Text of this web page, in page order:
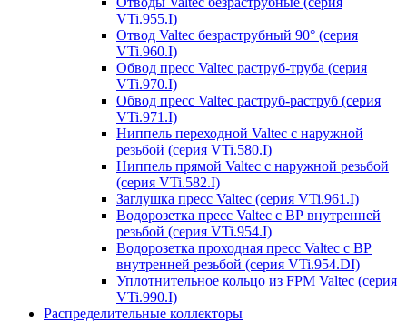
VTi.955.I)
Отвод Valtec безраструбный 90° (серия
VTi.960.I)
Обвод пресс Valtec раструб-труба (серия
VTi.970.I)
Обвод пресс Valtec раструб-раструб (серия
VTi.971.I)
Ниппель переходной Valtec с наружной
резьбой (серия VTi.580.I)
Ниппель прямой Valtec с наружной резьбой
(серия VTi.582.I)
Заглушка пресс Valtec (серия VTi.961.I)
Водорозетка пресс Valtec с ВР внутренней
резьбой (серия VTi.954.I)
Водорозетка проходная пресс Valtec с ВР
внутренней резьбой (серия VTi.954.DI)
Уплотнительное кольцо из FPM Valtec (серия
VTi.990.I)
Распределительные коллекторы